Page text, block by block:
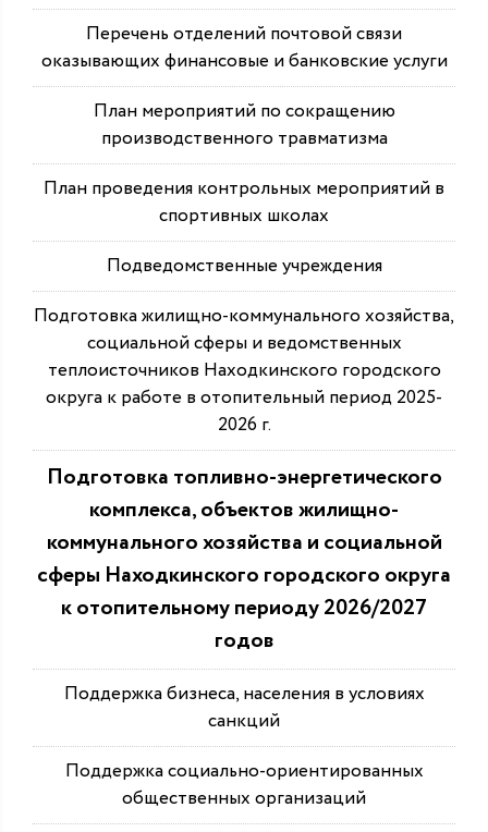
Перечень отделений почтовой связи
оказывающих финансовые и банковские услуги
План мероприятий по сокращению
производственного травматизма
План проведения контрольных мероприятий в
спортивных школах
Подведомственные учреждения
Подготовка жилищно-коммунального хозяйства,
социальной сферы и ведомственных
теплоисточников Находкинского городского
округа к работе в отопительный период 2025-
2026 г.
Подготовка топливно-энергетического
комплекса, объектов жилищно-
коммунального хозяйства и социальной
сферы Находкинского городского округа
к отопительному периоду 2026/2027
годов
Поддержка бизнеса, населения в условиях
санкций
Поддержка социально-ориентированных
общественных организаций